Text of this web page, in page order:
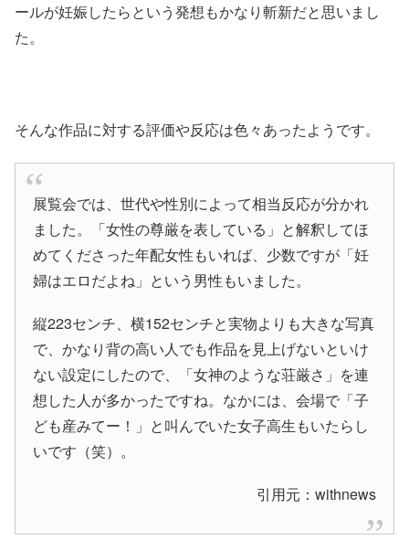
ールが妊娠したらという発想もかなり斬新だと思いまし
た。
そんな作品に対する評価や反応は色々あったようです。
展覧会では、世代や性別によって相当反応が分かれ
ました。「女性の尊厳を表している」と解釈してほ
めてくださった年配女性もいれば、少数ですが「妊
婦はエロだよね」という男性もいました。
縦223センチ、横152センチと実物よりも大きな写真
で、かなり背の高い人でも作品を見上げないといけ
ない設定にしたので、「女神のような荘厳さ」を連
想した人が多かったですね。なかには、会場で「子
ども産みてー！」と叫んでいた女子高生もいたらし
いです（笑）。
引用元：withnews